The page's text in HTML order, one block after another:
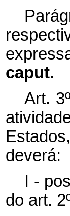
caput.
Art.
deverá:
I -
do art.